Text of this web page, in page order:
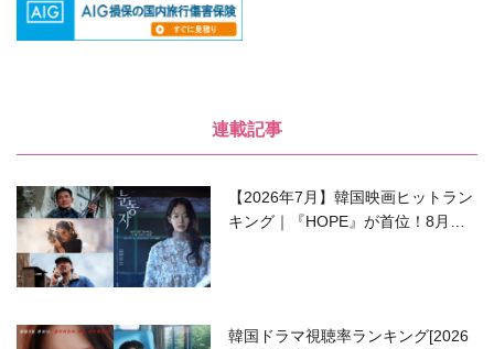
連載記事
【2026年7月】韓国映画ヒットラン
キング｜『HOPE』が首位！8月公
韓国ドラマ視聴率ランキング[2026